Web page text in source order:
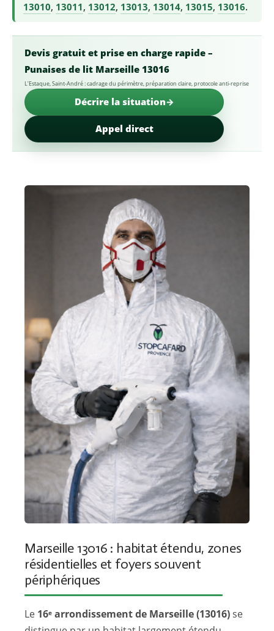
13010, 13011, 13012, 13013, 13014, 13015, 13016.
Devis gratuit et prise en charge rapide –
Punaises de lit Marseille 13016
L’Estaque, Saint-André : cadrage du périmètre, préparation claire, protocole anti-reprise
Décrire la situation
Appel direct
Marseille 13016 : habitat étendu, zones
résidentielles et foyers souvent
périphériques
Le 16ᵉ arrondissement de Marseille (13016)se